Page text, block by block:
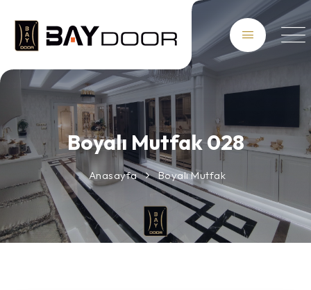
Boyalı Mutfak 028
Anasayfa Boyalı Mutfak